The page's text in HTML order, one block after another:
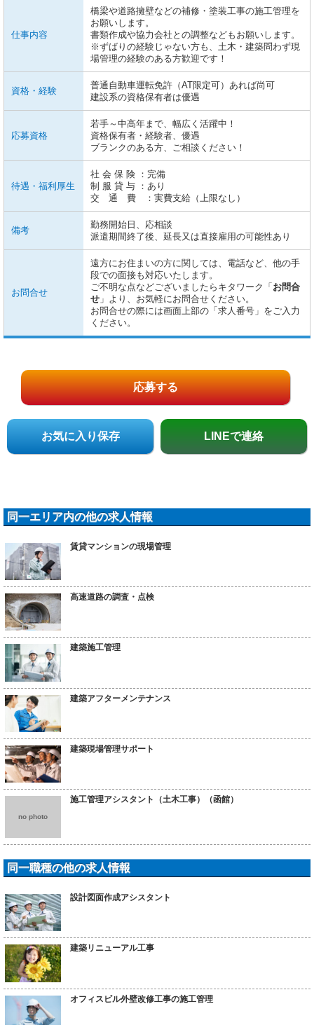
仕事内容
橋梁や道路擁壁などの補修・塗装工事の施工管理を
お願いします。
書類作成や協力会社との調整などもお願いします。
※ずばりの経験じゃない方も、土木・建築問わず現
場管理の経験のある方歓迎です！
資格・経験
普通自動車運転免許（AT限定可）あれば尚可
建設系の資格保有者は優遇
応募資格
若手～中高年まで、幅広く活躍中！
資格保有者・経験者、優遇
ブランクのある方、ご相談ください！
待遇・福利厚生
社 会 保 険 ：完備
制 服 貸 与 ：あり
交 通 費 ：実費支給（上限なし）
備考
勤務開始日、応相談
派遣期間終了後、延長又は直接雇用の可能性あり
お問合せ
遠方にお住まいの方に関しては、電話など、他の手
段での面接も対応いたします。
ご不明な点などございましたらキタワーク「 お問合
せ 」より、お気軽にお問合せください。
お問合せの際には画面上部の「求人番号」をご入力
ください。
応募する
お気に入り保存 LINEで連絡
同一エリア内の他の求人情報
賃貸マンションの現場管理
高速道路の調査・点検
建築施工管理
建築アフターメンテナンス
建築現場管理サポート
no photo
施工管理アシスタント（土木工事）（函館）
同一職種の他の求人情報
設計図面作成アシスタント
建築リニューアル工事
オフィスビル外壁改修工事の施工管理